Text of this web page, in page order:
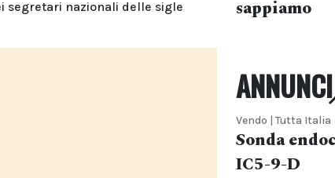
segretari nazionali delle sigle
sappiamo
ANNUNCI
Vendo | Tutta Italia
Sonda
IC5-9-D